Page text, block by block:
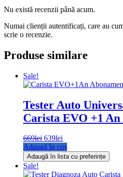
Nu există recenzii până acum.
Numai clienții autentificați, care au
scrie o recenzie.
Produse similare
Sale!
Tester Auto
Carista EVO +1 An
669lei Prețul
inițial
a
fost:
669lei.
639lei
curent
este:
639lei.
Adaugă în coș
Adaugă în lista cu preferințe
Sale!